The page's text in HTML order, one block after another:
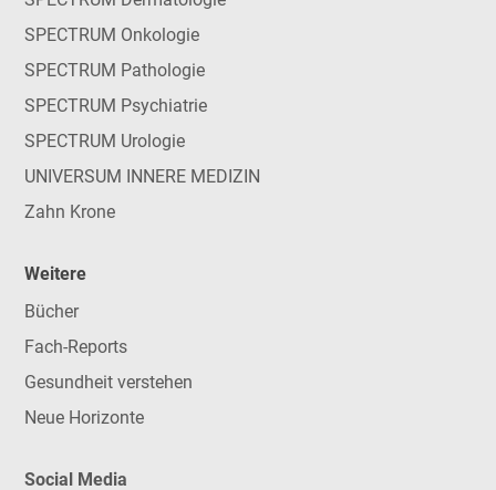
SPECTRUM Onkologie
SPECTRUM Pathologie
SPECTRUM Psychiatrie
SPECTRUM Urologie
UNIVERSUM INNERE MEDIZIN
Zahn Krone
Weitere
Bücher
Fach-Reports
Gesundheit verstehen
Neue Horizonte
Social Media